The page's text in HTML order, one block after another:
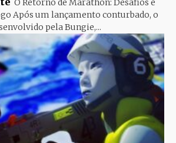
O Retorno de Marathon: Desafios e
Após um lançamento conturbado, o
pela Bungie,...